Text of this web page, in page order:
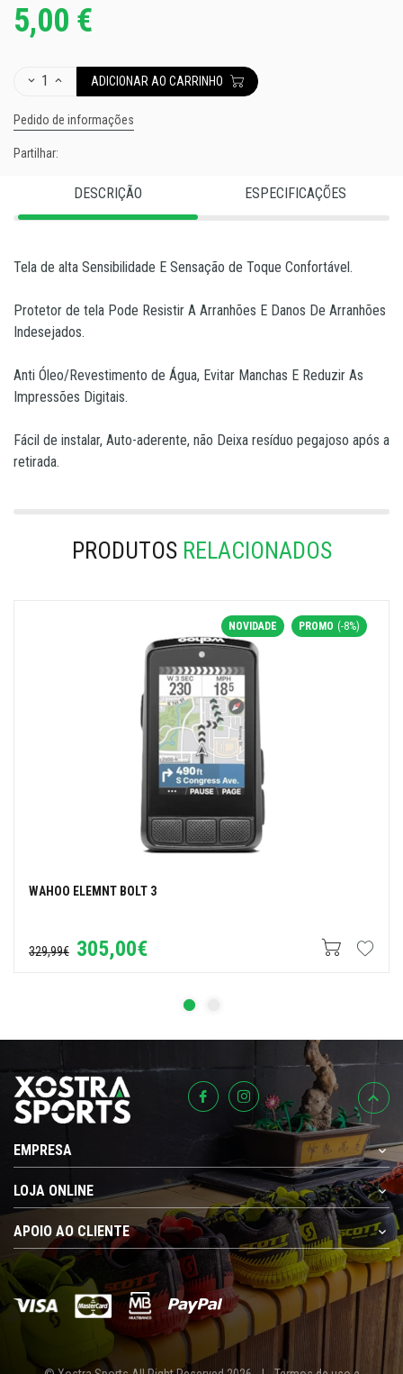
DESCRIÇÃO ESPECIFICAÇÕES
Tela de alta Sensibilidade E Sensação de Toque Confortável.
Protetor de tela Pode Resistir A Arranhões E Danos De Arranhões
Indesejados.
Anti Óleo/Revestimento de Água, Evitar Manchas E Reduzir As
Impressões Digitais.
Fácil de instalar, Auto-aderente, não Deixa resíduo pegajoso após a
retirada.
PRODUTOSRELACIONADOS
NOVIDADE PROMO (-8%)
WAHOO ELEMNT BOLT 3
329,99€ 305,00€
5,00 €
1 ADICIONAR AO CARRINHO
Pedido de informações
Partilhar:
EMPRESA
LOJA ONLINE
APOIO AO CLIENTE